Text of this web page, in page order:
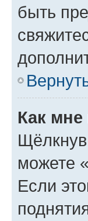
быть
Как
можете
Если